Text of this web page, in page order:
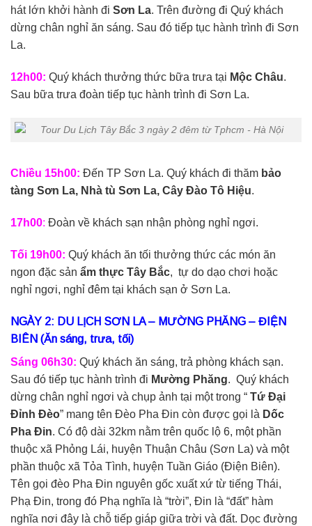
hát lớn khởi hành đi Sơn La. Trên đường đi Quý khách
dừng chân nghỉ ăn sáng. Sau đó tiếp tục hành trình đi Sơn
La.
12h00: Quý khách thưởng thức bữa trưa tại Mộc Châu.
Sau bữa trưa đoàn tiếp tục hành trình đi Sơn La.
Chiều 15h00: Đến TP Sơn La. Quý khách đi thăm bảo
tàng Sơn La, Nhà tù Sơn La, Cây Đào Tô Hiệu.
17h00: Đoàn về khách sạn nhận phòng nghỉ ngơi.
Tối 19h00: Quý khách ăn tối thưởng thức các món ăn
ngon đặc sản ẩm thực Tây Bắc, tự do dạo chơi hoặc
nghỉ ngơi, nghỉ đêm tại khách sạn ở Sơn La.
NGÀY 2: DU LỊCH SƠN LA – MƯỜNG PHĂNG – ĐIỆN
BIÊN (Ăn sáng, trưa, tối)
Sáng 06h30: Quý khách ăn sáng, trả phòng khách sạn.
Sau đó tiếp tục hành trình đi Mường Phăng. Quý khách
dừng chân nghỉ ngơi và chụp ảnh tại một trong “ Tứ Đại
Đỉnh Đèo” mang tên Đèo Pha Đin còn được gọi là Dốc
Pha Đin. Có độ dài 32km nằm trên quốc lộ 6, một phần
thuộc xã Phỏng Lái, huyện Thuận Châu (Sơn La) và một
phần thuộc xã Tỏa Tình, huyện Tuần Giáo (Điện Biên).
Tên gọi đèo Pha Đin nguyên gốc xuất xứ từ tiếng Thái,
Phạ Đin, trong đó Phạ nghĩa là “trời”, Đin là “đất” hàm
nghĩa nơi đây là chỗ tiếp giáp giữa trời và đất. Dọc đường